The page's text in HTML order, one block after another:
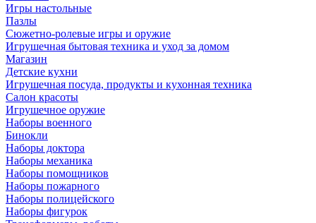
Игры настольные
Пазлы
Сюжетно-ролевые игры и оружие
Игрушечная бытовая техника и уход за домом
Магазин
Детские кухни
Игрушечная посуда, продукты и кухонная техника
Салон красоты
Игрушечное оружие
Наборы военного
Бинокли
Наборы доктора
Наборы механика
Наборы помощников
Наборы пожарного
Наборы полицейского
Наборы фигурок